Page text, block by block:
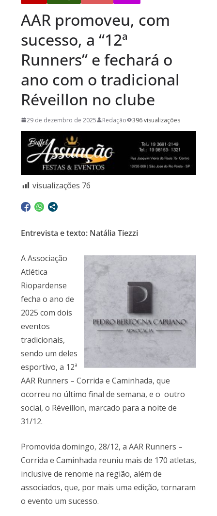
AAR promoveu, com
sucesso, a “12ª
Runners” e fechará o
ano com o tradicional
Réveillon no clube
29 de dezembro de 2025 Redação 396 visualizações
visualizações 76
Entrevista e texto: Natália Tiezzi
A Associação
Atlética
Riopardense
fecha o ano de
2025 com dois
eventos
tradicionais,
sendo um deles
esportivo, a 12ª
AAR Runners – Corrida e Caminhada, que
ocorreu no último final de semana, e o outro
social, o Réveillon, marcado para a noite de
31/12.
Promovida domingo, 28/12, a AAR Runners –
Corrida e Caminhada reuniu mais de 170 atletas,
inclusive de renome na região, além de
associados, que, por mais uma edição, tornaram
o evento um sucesso.